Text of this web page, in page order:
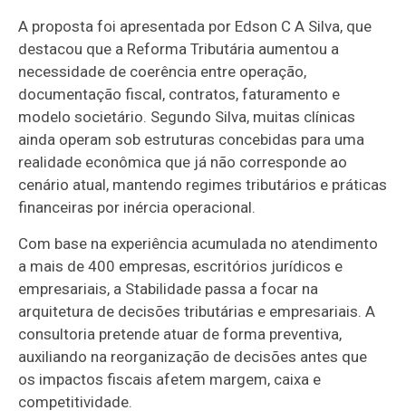
A proposta foi apresentada por Edson C A Silva, que
destacou que a Reforma Tributária aumentou a
necessidade de coerência entre operação,
documentação fiscal, contratos, faturamento e
modelo societário. Segundo Silva, muitas clínicas
ainda operam sob estruturas concebidas para uma
realidade econômica que já não corresponde ao
cenário atual, mantendo regimes tributários e práticas
financeiras por inércia operacional.
Com base na experiência acumulada no atendimento
a mais de 400 empresas, escritórios jurídicos e
empresariais, a Stabilidade passa a focar na
arquitetura de decisões tributárias e empresariais. A
consultoria pretende atuar de forma preventiva,
auxiliando na reorganização de decisões antes que
os impactos fiscais afetem margem, caixa e
competitividade.